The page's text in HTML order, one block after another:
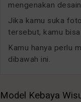
mengenakan
Jika kamu suka
tersebut, kamu
Kamu hanya perlu
dibawah ini.
Model Kebaya